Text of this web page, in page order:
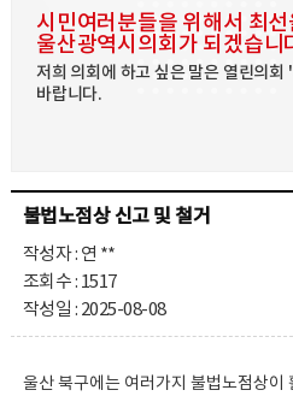
시민여러분들을 위해서 최
울산광역시의회가 되겠습니
저희 의회에 하고 싶은 말은 열린의회
바랍니다.
불법노점상 신고 및 철거
작성자 : 연 **
조회수 : 1517
작성일 : 2025-08-08
울산 북구에는 여러가지 불법노점상이